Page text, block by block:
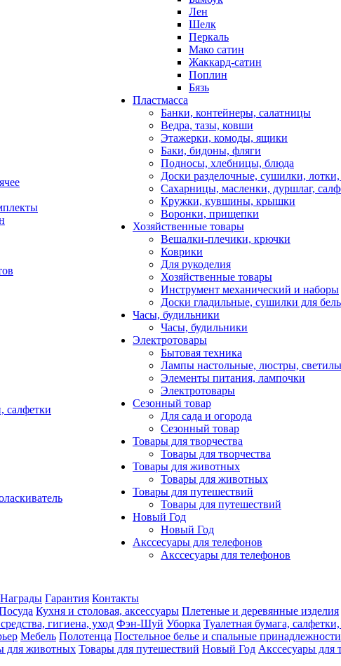
салфетки
Лен
Шелк
Перкаль
Мако сатин
Жаккард-сатин
Поплин
Бязь
Пластмасса
Банки, контейнеры, салатницы
Ведра, тазы, ковши
Этажерки, комоды, ящики
Баки, бидоны, фляги
Подносы, хлебницы, блюда
Доски разделочные, сушилки,
Сахарницы, масленки, дуршлаг,
Кружки, кувшины, крышки
Воронки, прищепки
Хозяйственные товары
Вешалки-плечики, крючки
Коврики
Для рукоделия
Хозяйственные товары
Инструмент механический и наборы
Доски гладильные, сушилки для
Часы, будильники
Часы, будильники
Электротовары
Бытовая техника
Лампы настольные, люстры,
Элементы питания, лампочки
Электротовары
Сезонный товар
Для сада и огорода
Сезонный товар
Товары для творчества
Товары для творчества
Товары для животных
Товары для животных
Товары для путешествий
Товары для путешествий
Новый Год
Новый Год
Акссесуары для телефонов
Акссесуары для телефонов
Награды Гарантия Контакты
Кухня и столовая, аксессуары Плетеные и деревянные изделия
гигиена, уход Фэн-Шуй Уборка Туалетная бумага,
Мебель Полотенца Постельное белье и спальные принадлежности
для животных Товары для путешествий Новый Год Акссесуары для